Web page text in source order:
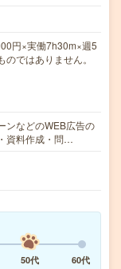
円×実働7h30m×週5
ではありません。
ンなどのWEB広告の
資料作成・問…
50代
60代